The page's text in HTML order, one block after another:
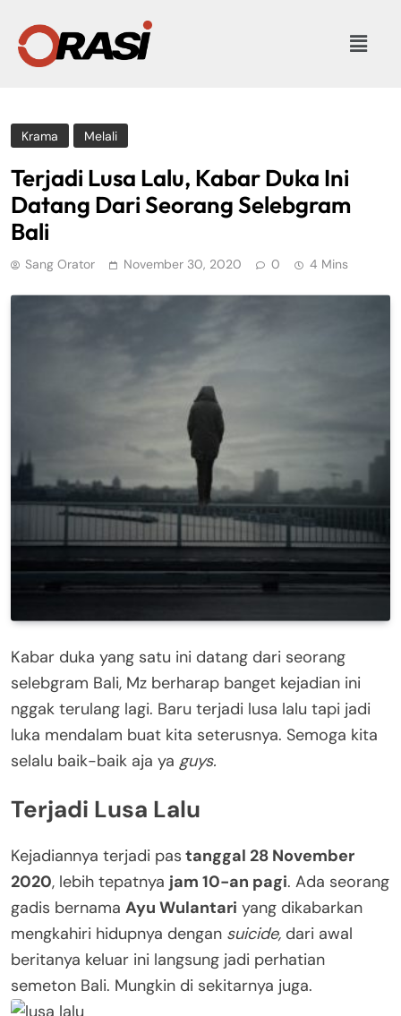
Krama Melali
Terjadi Lusa Lalu, Kabar Duka Ini
Datang Dari Seorang Selebgram
Bali
Sang Orator November 30, 2020 0 4 Mins
Kabar duka yang satu ini datang dari seorang
selebgram Bali, Mz berharap banget kejadian ini
nggak terulang lagi. Baru terjadi lusa lalu tapi jadi
luka mendalam buat kita seterusnya. Semoga kita
selalu baik-baik aja ya guys.
Terjadi Lusa Lalu
Kejadiannya terjadi pas tanggal 28 November
2020, lebih tepatnya jam 10-an pagi. Ada seorang
gadis bernama Ayu Wulantari yang dikabarkan
mengkahiri hidupnya dengan suicide, dari awal
beritanya keluar ini langsung jadi perhatian
semeton Bali. Mungkin di sekitarnya juga.